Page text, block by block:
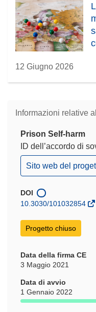
12 Giugno 2026
Informazioni relative
Prison Self-harm
ID dell’accordo di
(si
apre
una
nuova
Sito web del
DOI
10.3030/101032854
Progetto chiuso
Data della firma CE
3 Maggio 2021
Data di avvio
1 Gennaio 2022